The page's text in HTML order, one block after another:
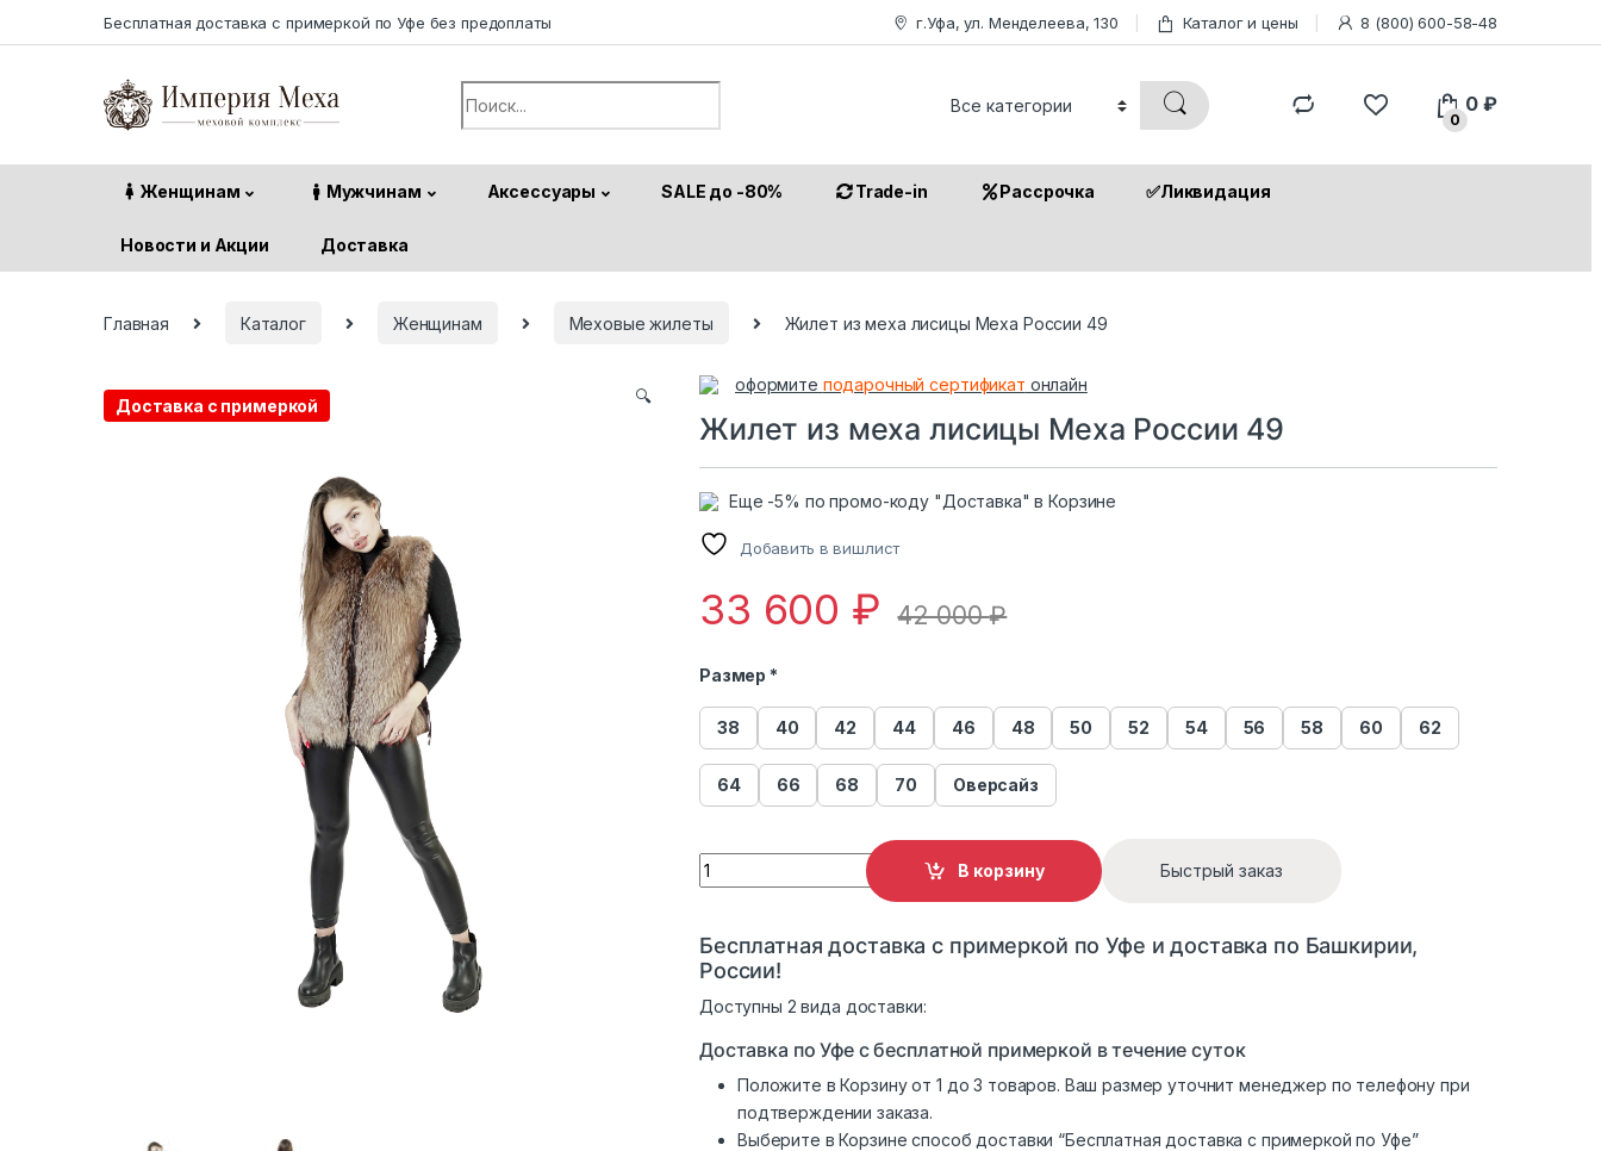
Бесплатная доставка с примеркой по Уфе без предоплаты г.Уфа, ул. Менделеева, 130 Каталог и цены 8 (800) 600-58-48
Search for:
0
0₽
Женщинам Мужчинам Аксессуары SALE до -80% Trade-in Рассрочка ✅Ликвидация
Новости и Акции Доставка
Главная Каталог Женщинам Меховые жилеты Жилет из меха лисицы Меха России 49
Доставка с примеркой 🔍
оформите подарочный сертификат онлайн
Жилет из меха лисицы Меха России 49
Еще -5% по промо-коду "Доставка" в Корзине
Добавить в вишлист
33 600 ₽ 42 000₽
Размер *
38 40 42 44 46 48 50 52 54 56 58 60 62
64 66 68 70 Оверсайз
Жилет из меха лисицы Меха России 49 quantity
В корзину Быстрый заказ
Бесплатная доставка с примеркой по Уфе и доставка по Башкирии,
России!
Доступны 2 вида доставки:
Доставка по Уфе с бесплатной примеркой в течение суток
Положите в Корзину от 1 до 3 товаров. Ваш размер уточнит менеджер по телефону при
подтверждении заказа.
Выберите в Корзине способ доставки “Бесплатная доставка с примеркой по Уфе”